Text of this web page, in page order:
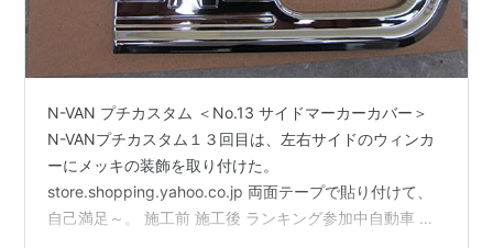
N-VAN プチカスタム ＜No.13 サイドマーカーカバー＞
N-VANプチカスタム１３回目は、左右サイドのウィンカ
ーにメッキの装飾を取り付けた。
store.shopping.yahoo.co.jp 両面テープで貼り付けて、
自己満足～。 施工前 施工後 ランキング参加中自動車 ラ